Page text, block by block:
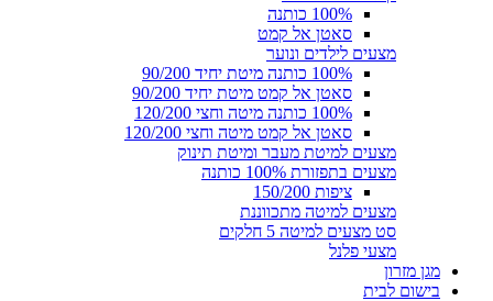
100% כותנה
סאטן אל קמט
מצעים לילדים ונוער
100% כותנה מיטת יחיד 90/200
סאטן אל קמט מיטת יחיד 90/200
100% כותנה מיטה וחצי 120/200
סאטן אל קמט מיטה וחצי 120/200
מצעים למיטת מעבר ומיטת תינוק
מצעים בתפזורת 100% כותנה
ציפות 150/200
מצעים למיטה מתכווננת
סט מצעים למיטה 5 חלקים
מצעי פלנל
מגן מזרון
בישום לבית